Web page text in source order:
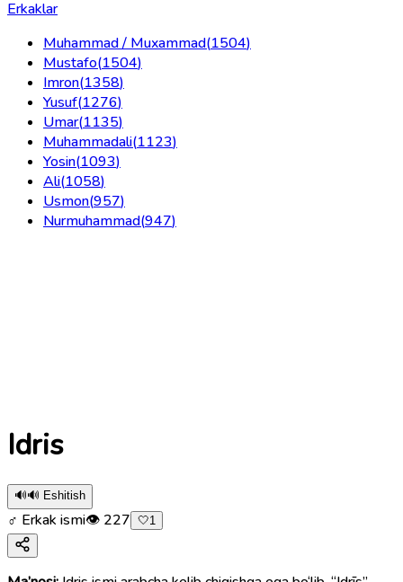
Erkaklar
Muhammad / Muxammad(1504)
Mustafo(1504)
Imron(1358)
Yusuf(1276)
Umar(1135)
Muhammadali(1123)
Yosin(1093)
Ali(1058)
Usmon(957)
Nurmuhammad(947)
Idris
🔊🔊 Eshitish
♂ Erkak ismi👁 227 🤍1